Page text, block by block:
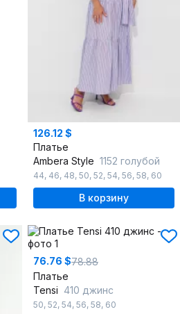
126.12 $
Платье
Ambera Style 1152 голубой
44, 46, 48, 50, 52, 54, 56, 58, 60
В корзину
76.76 $78.88
Платье
Tensi 410 джинс
50, 52, 54, 56, 58, 60